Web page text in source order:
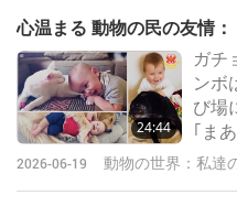
自閉
を抱
無料
す
心温まる 動物の民の友情
24:44
ガチ
ンボ
び場
｢ま
台を
に人
2026-06-19 動物の世界：私達